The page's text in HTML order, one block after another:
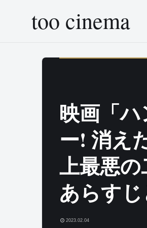
too cinema
映画「
ー! 消え
上最悪
あらす
2023.02.04